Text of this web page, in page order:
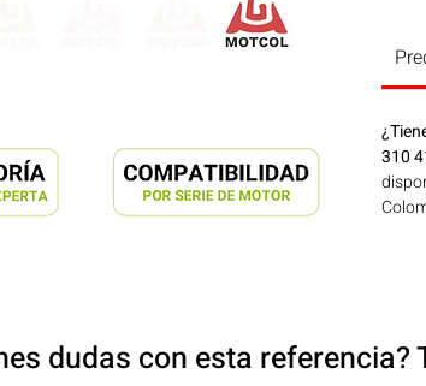
310
dudas con esta referencia?